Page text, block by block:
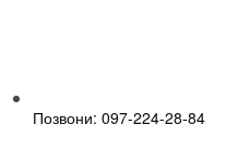
Позвони: 097-224-28-84